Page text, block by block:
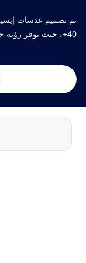
ترانزيشنز عدسة
بلو يو في
تعزيز
كريزال طلاءات
اكتشف جميع حلولنا
تم تصميم عدسات
40+، حيث توفر رؤية حادة وانتقالات سلسة من القريب إلى البعيد.